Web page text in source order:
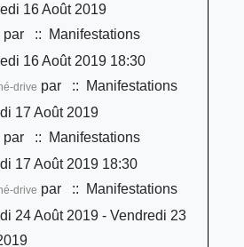
16 Août 2019
par
:: Manifestations
16 Août 2019 18:30
drive par
:: Manifestations
17 Août 2019
par
:: Manifestations
17 Août 2019 18:30
drive par
:: Manifestations
24 Août 2019 - Vendredi 23